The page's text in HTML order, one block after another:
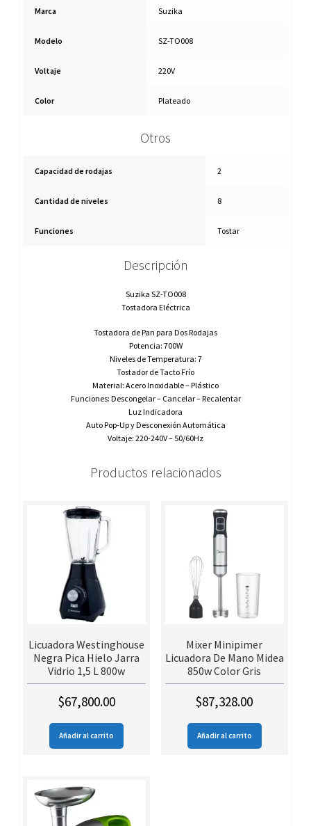
Marca Suzika
Modelo SZ-TO008
Voltaje 220V
Color Plateado
Otros
Capacidad de rodajas 2
Cantidad de niveles 8
Funciones Tostar
Descripción
Suzika SZ-TO008
Tostadora Eléctrica
Tostadora de Pan para Dos Rodajas
Potencia: 700W
Niveles de Temperatura: 7
Tostador de Tacto Frío
Material: Acero Inoxidable – Plástico
Funciones: Descongelar – Cancelar – Recalentar
Luz Indicadora
Auto Pop-Up y Desconexión Automática
Voltaje: 220-240V – 50/60Hz
Productos relacionados
Licuadora Westinghouse
Negra Pica Hielo Jarra
Vidrio 1,5 L 800w
$67,800.00
Añadir al carrito
Mixer Minipimer
Licuadora De Mano Midea
850w Color Gris
$87,328.00
Añadir al carrito